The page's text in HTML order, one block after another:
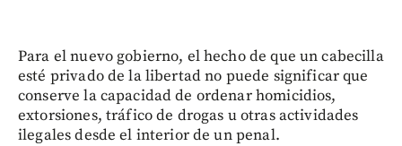
Para el nuevo gobierno, el hecho de que un cabecilla
esté privado de la libertad no puede significar que
conserve la capacidad de ordenar homicidios,
extorsiones, tráfico de drogas u otras actividades
ilegales desde el interior de un penal.